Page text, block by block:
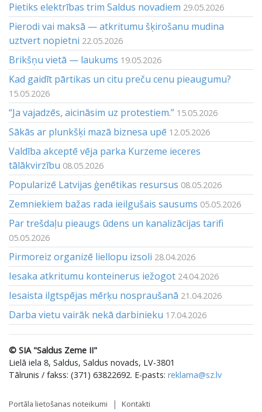
Pietiks elektrības trim Saldus novadiem 29.05.2026
Pierodi vai maksā — atkritumu šķirošanu mudina
uztvert nopietni 22.05.2026
Brikšņu vietā — laukums 19.05.2026
Kad gaidīt pārtikas un citu preču cenu pieaugumu?
15.05.2026
“Ja vajadzēs, aicināsim uz protestiem.” 15.05.2026
Sākās ar plunkšķi mazā biznesa upē 12.05.2026
Valdība akceptē vēja parka Kurzeme ieceres
tālākvirzību 08.05.2026
Popularizē Latvijas ģenētikas resursus 08.05.2026
Zemniekiem bažas rada ieilgušais sausums 05.05.2026
Par trešdaļu pieaugs ūdens un kanalizācijas tarifi
05.05.2026
Pirmoreiz organizē liellopu izsoli 28.04.2026
Iesaka atkritumu konteinerus iežogot 24.04.2026
Iesaista ilgtspējas mērķu nospraušanā 21.04.2026
Darba vietu vairāk nekā darbinieku 17.04.2026
© SIA "Saldus Zeme II"
Lielā iela 8, Saldus, Saldus novads, LV-3801
Tālrunis / fakss: (371) 63822692. E-pasts: reklama@sz.lv
Portāla lietošanas noteikumi Kontakti